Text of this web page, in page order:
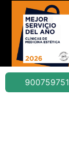
900759751